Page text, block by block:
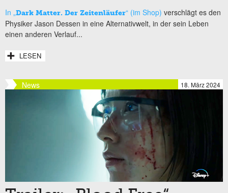
In „Dark Matter. Der Zeitenläufer“ (im Shop) verschlägt es den
Physiker Jason Dessen in eine Alternativwelt, in der sein Leben
einen anderen Verlauf...
LESEN
News 18. März 2024